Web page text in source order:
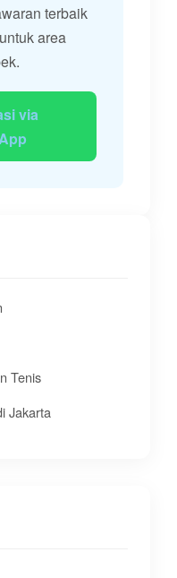
terbaik
area
via
Tenis
Jakarta